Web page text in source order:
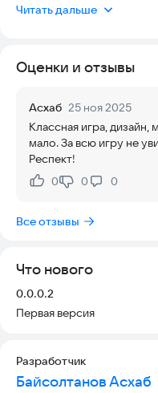
или включает поле, а
нестандартные пути
особым образом.
импульсов, выбирать
строить собственную
В игре есть встроенный
аксессуары, улучшающие
'WaweMan - Человек
Читать дальше
Оценки и отзывы
Асхаб 25 ноя 2025
Классная игра, дизайн,
мало. За всю игру не
Респект!
Нравится:
0Не нравится:
0 0
Все отзывы
Что нового
Версия:
0.0.0.2
Первая версия
Разработчик
Байсолтанов Асхаб